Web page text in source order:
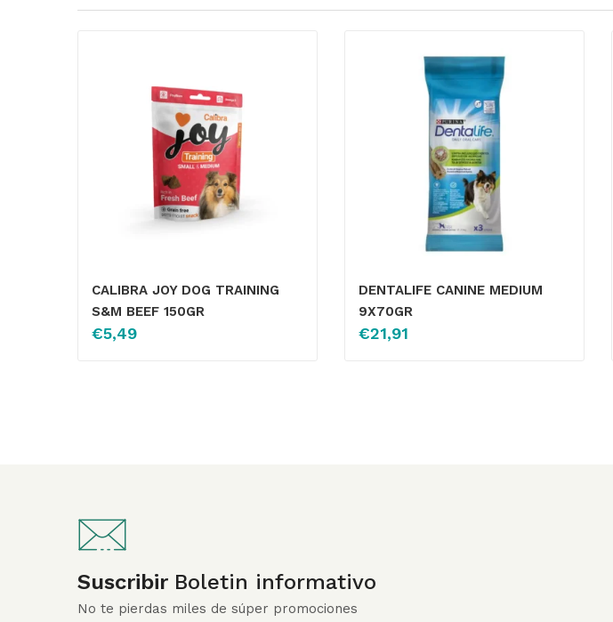
CALIBRA JOY DOG TRAINING
S&M BEEF 150GR
€5,49
DENTALIFE CANINE MEDIUM
9X70GR
€21,91
Suscribir Boletin informativo
No te pierdas miles de súper promociones